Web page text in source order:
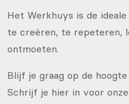
Het Werkhuys is de
te creëren, te repeteren,
ontmoeten.
Blijf je graag op de
Schrijf je hier in voor